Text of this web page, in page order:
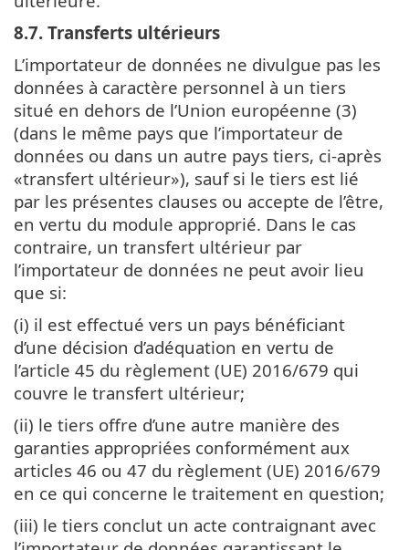
8.7. Transferts ultérieurs
L’importateur de données ne divulgue pas les
données à caractère personnel à un tiers
situé en dehors de l’Union européenne (3)
(dans le même pays que l’importateur de
données ou dans un autre pays tiers, ci-après
«transfert ultérieur»), sauf si le tiers est lié
par les présentes clauses ou accepte de l’être,
en vertu du module approprié. Dans le cas
contraire, un transfert ultérieur par
l’importateur de données ne peut avoir lieu
que si:
(i) il est effectué vers un pays bénéficiant
d’une décision d’adéquation en vertu de
l’article 45 du règlement (UE) 2016/679 qui
couvre le transfert ultérieur;
(ii) le tiers offre d’une autre manière des
garanties appropriées conformément aux
articles 46 ou 47 du règlement (UE) 2016/679
en ce qui concerne le traitement en question;
(iii) le tiers conclut un acte contraignant avec